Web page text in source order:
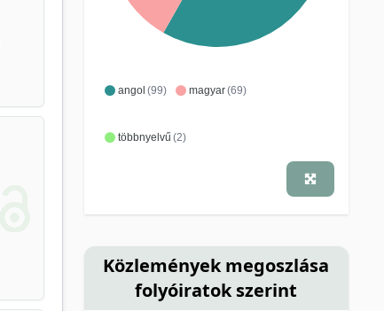
angol (99) magyar(69)
többnyelvű (2)
Közlemények megoszlása
folyóiratok szerint